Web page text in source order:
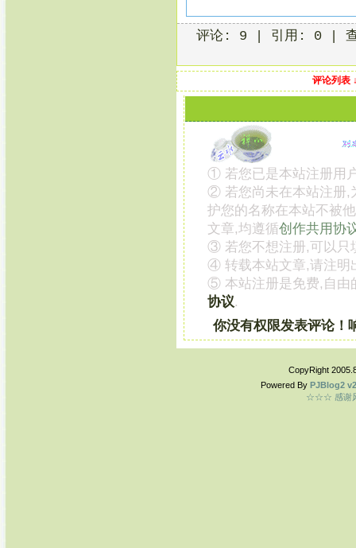
评论: 9 | 引用: 0 |
评论列表
① 若您已是本站注册用
② 若您尚未在本站注册,
护您的名称在本站不被
文章,均遵循创作共用协
③ 若您不想注册,可以只
④ 转载本站文章,请注明
⑤ 本站注册是免费,自由
协议.
你没有权限发表评论！
CopyRight
Powered By PJBlog2
☆☆☆ 感谢